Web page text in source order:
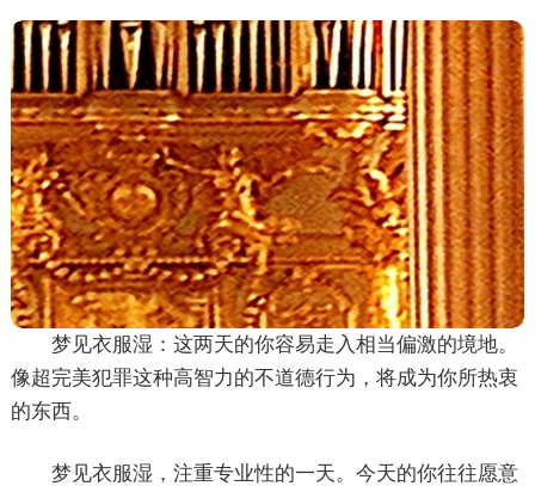
梦见衣服湿：这两天的你容易走入相当偏激的境地。
像超完美犯罪这种高智力的不道德行为，将成为你所热衷
的东西。
梦见衣服湿，注重专业性的一天。今天的你往往愿意